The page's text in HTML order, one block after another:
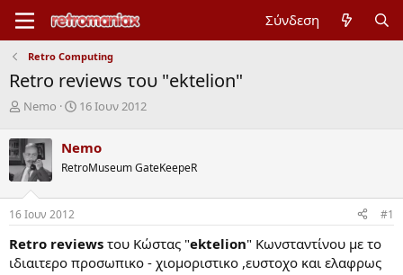
Σύνδεση
Retro Computing
Retro reviews του "ektelion"
Έ
α
ρ
ξ
η
μ
ί
α
ς
Nemo
Η
ρ
ο
η
α
έ
16 Ιουν 2012
Nemo
RetroMuseum GateKeepeR
16 Ιουν 2012 #1
Retro reviews του Κώστας "ektelion" Κωνσταντίνου με το
ιδιαιτερο προσωπικο - χιομοριστικo ,ευστοχο και ελαφρως